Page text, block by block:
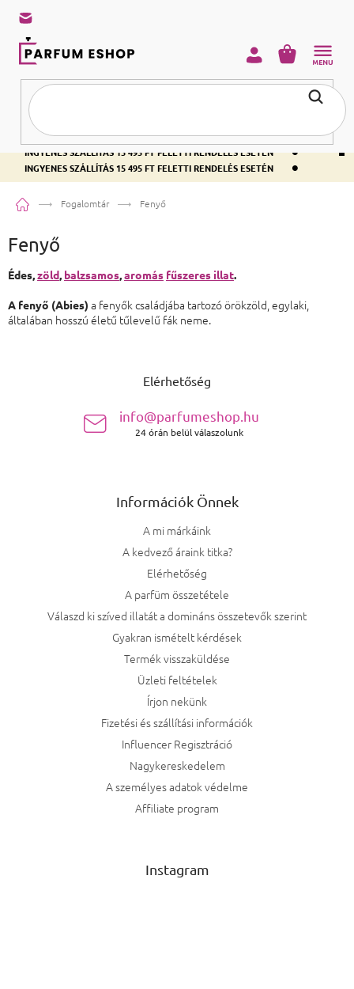
INGYENES SZÁLLÍTÁS 15 495 FT FELETTI RENDELÉS ESETÉN •
INGYENES SZÁLLÍTÁS 15 495 FT FELETTI RENDELÉS ESETÉN •
INGYENES SZÁLLÍTÁS 15 495 FT FELETTI RENDELÉS ESETÉN •
KOSÁR
KezdőlapFogalomtár Fenyő
Fenyő
Édes,zöld, balzsamos,aromás fűszeres illat.
A fenyő (Abies) a fenyők családjába tartozó örökzöld, egylaki,
általában hosszú életű tűlevelű fák neme.
Elérhetőség
info@parfumeshop.hu
24 órán belül válaszolunk
Információk Önnek
A mi márkáink
A kedvező áraink titka?
Elérhetőség
A parfüm összetétele
Válaszd ki szíved illatát a domináns összetevők szerint
Gyakran ismételt kérdések
Termék visszaküldése
Üzleti feltételek
Írjon nekünk
Fizetési és szállítási információk
Influencer Regisztráció
Nagykereskedelem
A személyes adatok védelme
Affiliate program
Instagram